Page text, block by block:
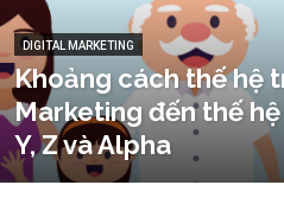
DIGITAL MARKETING
Khoảng cách thế hệ
Marketing đến thế
Y, Z và Alpha